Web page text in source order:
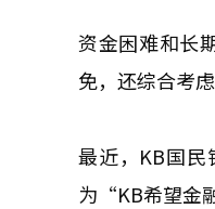
资金困难和长
免，还综合考
最近，KB国民
为“KB希望金